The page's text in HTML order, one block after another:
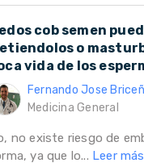
cob semen
o
vida de los
Fernando Jose
Medicina General
no existe riesgo de
ya que lo... Leer más